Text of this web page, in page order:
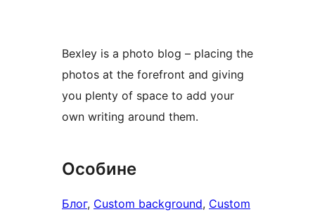
Bexley is a photo blog – placing the
photos at the forefront and giving
you plenty of space to add your
own writing around them.
Особине
Блог, Custom background, Custom